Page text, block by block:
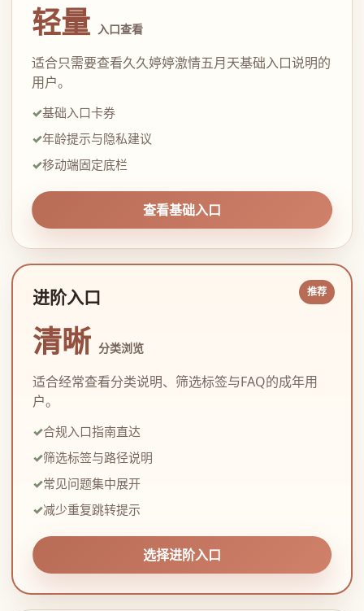
轻量 入口查看
适合只需要查看久久婷婷激情五月天基础入口说明的
用户。
基础入口卡券
年龄提示与隐私建议
移动端固定底栏
查看基础入口
进阶入口
清晰 分类浏览
适合经常查看分类说明、筛选标签与FAQ的成年用
户。
合规入口指南直达
筛选标签与路径说明
常见问题集中展开
减少重复跳转提示
选择进阶入口